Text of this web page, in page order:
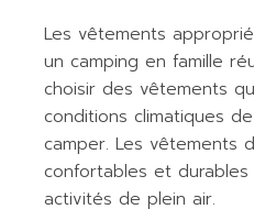
Les vêtements
un camping en famille
choisir des vêtements
conditions climatiques
camper. Les vêtements
confortables et
activités de plein air.